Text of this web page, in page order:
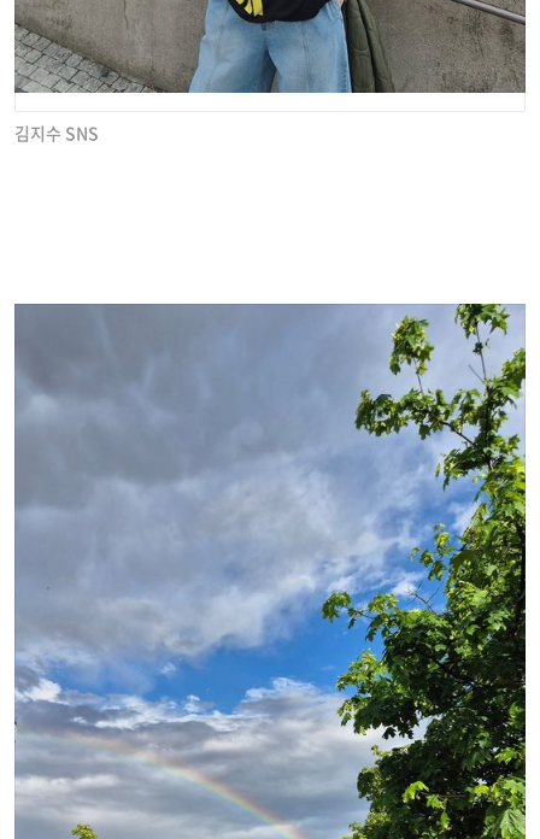
김지수 SNS